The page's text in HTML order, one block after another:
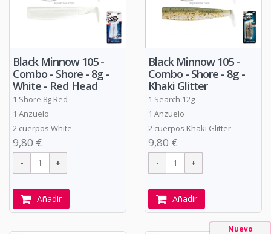
Black Minnow 105 -
Combo - Shore - 8g -
White - Red Head
1 Shore 8g Red
1 Anzuelo
2 cuerpos White
9,80 €
Añadir
Black Minnow 105 -
Combo - Shore - 8g -
Khaki Glitter
1 Search 12g
1 Anzuelo
2 cuerpos Khaki Glitter
9,80 €
Añadir
Nuevo